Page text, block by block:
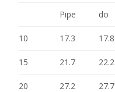
Pipe
do
10 17.3 17.8
15 21.7 22.2
20 27.2 27.7